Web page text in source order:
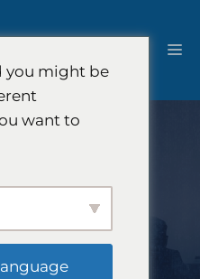
選
you might be
want to